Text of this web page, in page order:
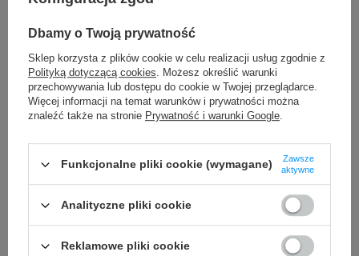
Kształt etykiety Prostokątny
Materiał Papier
Średnica gilzy Nie dotyczy
Na arkuszu
Adresowa
Dbamy o Twoją prywatność
Sklep korzysta z plików cookie w celu realizacji usług zgodnie z
Polityką dotyczącą cookies. Możesz określić warunki
przechowywania lub dostępu do cookie w Twojej przeglądarce.
Więcej informacji na temat warunków i prywatności można
znaleźć także na stronie Prywatność i warunki Google.
Funkcjonalne pliki cookie (wymagane)
Zawsze
aktywne
Analityczne pliki cookie
Reklamowe pliki cookie